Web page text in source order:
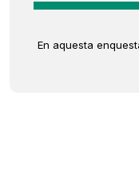
En aquesta